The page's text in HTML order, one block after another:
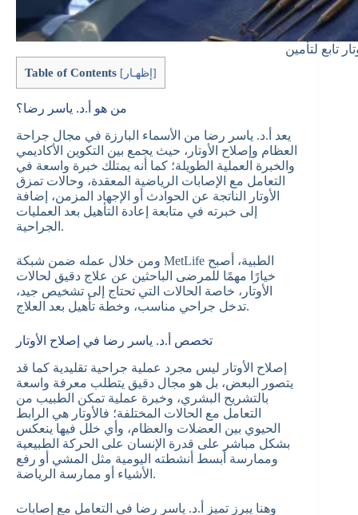
Table of Contents [ إظهـار ]
من هو أ.د. ياسر رضا؟
يعد أ.د. ياسر رضا من الأسماء البارزة في مجال جراحة
العظام وإصلاح الأوتار، حيث يجمع بين التكوين الأكاديمي
والخبرة العملية الطويلة؛ كما أنه يمتلك خبرة واسعة في
التعامل مع الإصابات الرياضية المعقدة، وحالات تمزق
الأوتار الناتجة عن الحوادث أو الإجهاد المزمن، إضافة
إلى خبرته في متابعة إعادة التأهيل بعد العمليات
الجراحية.
ومن خلال عمله ضمن شبكة MetLife الطبية، أصبح
خيارًا مهمًا للمرضى الباحثين عن علاج دقيق لحالات
الأوتار، خاصة الحالات التي تحتاج إلى تشخيص جيد،
تدخل جراحي مناسب، وخطة تأهيل بعد العلاج.
تخصص أ.د. ياسر رضا في إصلاح الأوتار
إصلاح الأوتار ليس مجرد عملية جراحية تقليدية كما قد
يتصور البعض، بل هو مجال دقيق يتطلب معرفة واسعة
بالتشريح البشري، وخبرة عملية تمكن الطبيب من
التعامل مع الحالات المختلفة؛ فالأوتار هي الرابط
الحيوي بين العضلات والعظام، وأي خلل فيها ينعكس
بشكل مباشر على قدرة الإنسان على الحركة الطبيعية
وممارسة أبسط أنشطته اليومية مثل المشي أو رفع
الأشياء أو ممارسة الرياضة.
وهنا يبرز تميز أ.د. ياسر رضا في التعامل مع إصابات